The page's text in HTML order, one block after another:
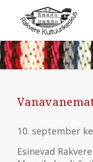
10. september
Esinevad